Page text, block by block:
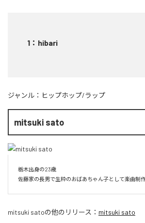
1 ： hibari
ジャンル： ヒップホップ/ラップ
mitsuki sato
栃木出身の23歳
佐藤家の長男で生粋のおばあちゃん子として楽曲制
mitsuki satoの他のリリース： mitsuki sato